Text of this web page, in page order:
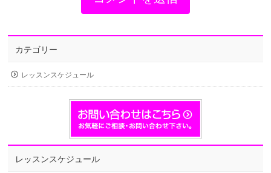
カテゴリー
レッスンスケジュール
レッスンスケジュール